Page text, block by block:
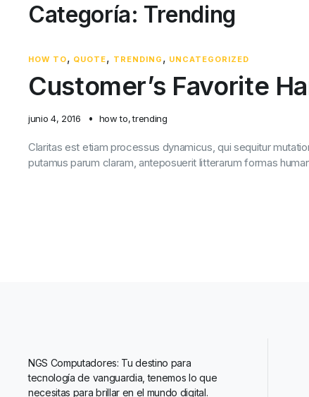
Categoría: Trending
HOW TO, QUOTE, TRENDING , UNCATEGORIZED
Customer’s Favorite
junio 4, 2016 how to, trending
Claritas est etiam processus dynamicus, qui sequitur
putamus parum claram, anteposuerit litterarum formas
NGS Computadores: Tu destino para
tecnología de vanguardia, tenemos lo que
necesitas para brillar en el mundo digital.